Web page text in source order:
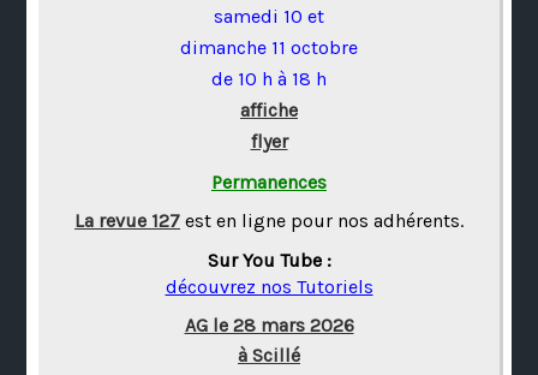
samedi 10 et
dimanche 11 octobre
de 10 h à 18 h
affiche
flyer
Permanences
La revue 127 est en ligne pour nos adhérents.
Sur You Tube :
découvrez nos Tutoriels
AG le 28 mars 2026
à Scillé